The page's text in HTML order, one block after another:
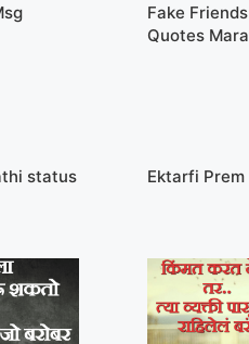
Fake
Quotes
status Ektarfi